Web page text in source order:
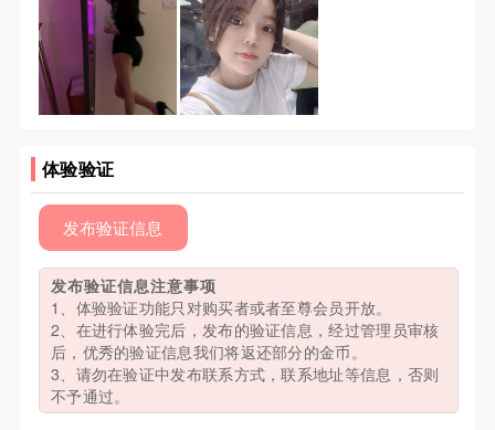
体验验证
发布验证信息
发布验证信息注意事项
1、体验验证功能只对购买者或者至尊会员开放。
2、在进行体验完后，发布的验证信息，经过管理员审核
后，优秀的验证信息我们将返还部分的金币。
3、请勿在验证中发布联系方式，联系地址等信息，否则
不予通过。